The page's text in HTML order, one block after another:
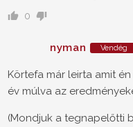
0
nyman Vendég
Körtefa már leirta amit
év múlva az
(Mondjuk a tegnapelőtti